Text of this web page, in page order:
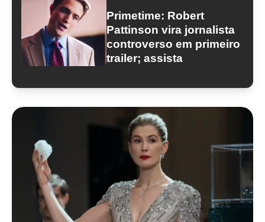
Primetime: Robert
Pattinson vira jornalista
controverso em primeiro
trailer; assista